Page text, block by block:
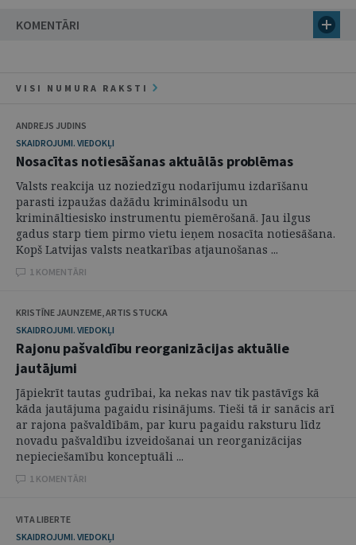
KOMENTĀRI
VISI NUMURA RAKSTI
ANDREJS JUDINS
SKAIDROJUMI. VIEDOKĻI
Nosacītas notiesāšanas aktuālās problēmas
Valsts reakcija uz noziedzīgu nodarījumu izdarīšanu
parasti izpaužas dažādu kriminālsodu un
krimināltiesisko instrumentu piemērošanā. Jau ilgus
gadus starp tiem pirmo vietu ieņem nosacīta notiesāšana.
Kopš Latvijas valsts neatkarības atjaunošanas ...
1 KOMENTĀRI
KRISTĪNE JAUNZEME, ARTIS STUCKA
SKAIDROJUMI. VIEDOKĻI
Rajonu pašvaldību reorganizācijas aktuālie
jautājumi
Jāpiekrīt tautas gudrībai, ka nekas nav tik pastāvīgs kā
kāda jautājuma pagaidu risinājums. Tieši tā ir sanācis arī
ar rajona pašvaldībām, par kuru pagaidu raksturu līdz
novadu pašvaldību izveidošanai un reorganizācijas
nepieciešamību konceptuāli ...
1 KOMENTĀRI
VITA LIBERTE
SKAIDROJUMI. VIEDOKĻI